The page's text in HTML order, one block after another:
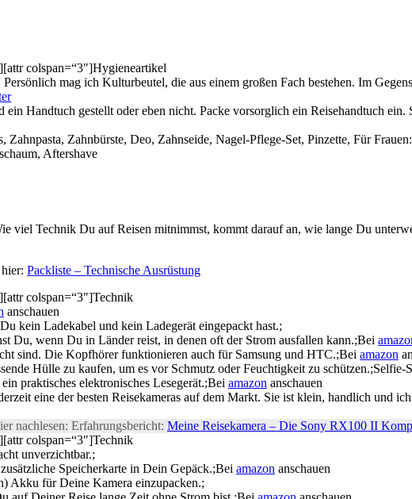
colspan=“3″]Hygieneartikel
mag ich Kulturbeutel, die aus einem großen Fach bestehen. Im
Handtuch gestellt oder eben nicht. Packe vorsorglich ein Reisehandtuch ein.
Zahnbürste, Deo, Zahnseide, Nagel-Pflege-Set, Pinzette, Für
Aftershave
viel Technik Du auf Reisen mitnimmst, kommt darauf an, wie lange Du
Packliste – Technische Ausrüstung
colspan=“3″]Technik
anschauen
kein Ladekabel und kein Ladegerät eingepackt hast.;
Du, wenn Du in Länder reist, in denen oft der Strom ausfallen kann.;Bei
sind. Die Kopfhörer funktionieren auch für Samsung und HTC.;Bei amazon
Hülle zu kaufen, um es vor Schmutz oder Feuchtigkeit zu schützen.;Selfie-
praktisches elektronisches Lesegerät.;Bei amazon anschauen
eine der besten Reisekameras auf dem Markt. Sie ist klein, handlich und
nachlesen: Erfahrungsbericht: Meine Reisekamera – Die Sony RX100 II
colspan=“3″]Technik
unverzichtbar.;
Speicherkarte in Dein Gepäck.;Bei amazon anschauen
Akku für Deine Kamera einzupacken.;